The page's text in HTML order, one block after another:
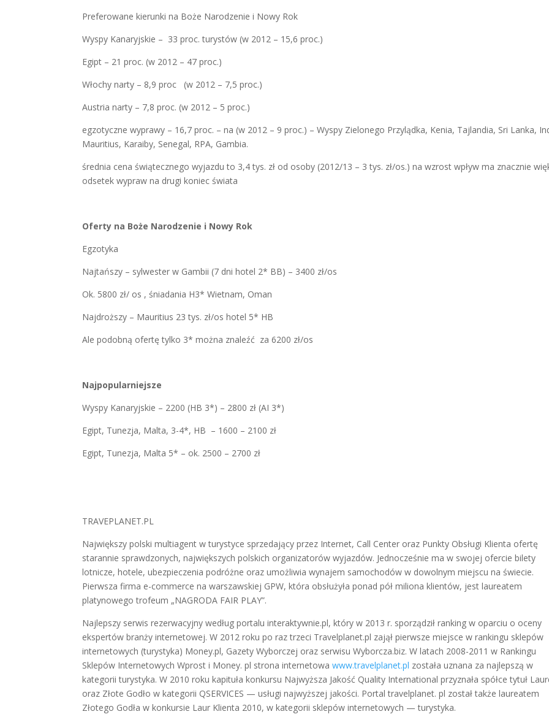
Preferowane kierunki na Boże Narodzenie i Nowy Rok
Wyspy Kanaryjskie – 33 proc. turystów (w 2012 – 15,6 proc.)
Egipt – 21 proc. (w 2012 – 47 proc.)
Włochy narty – 8,9 proc (w 2012 – 7,5 proc.)
Austria narty – 7,8 proc. (w 2012 – 5 proc.)
egzotyczne wyprawy – 16,7 proc. – na (w 2012 – 9 proc.) – Wyspy Zielonego Przylądka, Kenia, Tajlandia, Sri Lanka,
Mauritius, Karaiby, Senegal, RPA, Gambia.
średnia cena świątecznego wyjazdu to 3,4 tys. zł od osoby (2012/13 – 3 tys. zł/os.) na wzrost wpływ ma znacznie
odsetek wypraw na drugi koniec świata
Oferty na Boże Narodzenie i Nowy Rok
Egzotyka
Najtańszy – sylwester w Gambii (7 dni hotel 2* BB) – 3400 zł/os
Ok. 5800 zł/ os , śniadania H3* Wietnam, Oman
Najdroższy – Mauritius 23 tys. zł/os hotel 5* HB
Ale podobną ofertę tylko 3* można znaleźć za 6200 zł/os
Najpopularniejsze
Wyspy Kanaryjskie – 2200 (HB 3*) – 2800 zł (AI 3*)
Egipt, Tunezja, Malta, 3-4*, HB – 1600 – 2100 zł
Egipt, Tunezja, Malta 5* – ok. 2500 – 2700 zł
TRAVEPLANET.PL
Największy polski multiagent w turystyce sprzedający przez Internet, Call Center oraz Punkty Obsługi Klienta ofertę
starannie sprawdzonych, największych polskich organizatorów wyjazdów. Jednocześnie ma w swojej ofercie bilety
lotnicze, hotele, ubezpieczenia podróżne oraz umożliwia wynajem samochodów w dowolnym miejscu na świecie.
Pierwsza firma e-commerce na warszawskiej GPW, która obsłużyła ponad pół miliona klientów, jest laureatem
platynowego trofeum „NAGRODA FAIR PLAY”.
Najlepszy serwis rezerwacyjny według portalu interaktywnie.pl, który w 2013 r. sporządził ranking w oparciu o oceny
ekspertów branży internetowej. W 2012 roku po raz trzeci Travelplanet.pl zajął pierwsze miejsce w rankingu sklepów
internetowych (turystyka) Money.pl, Gazety Wyborczej oraz serwisu Wyborcza.biz. W latach 2008-2011 w Rankingu
Sklepów Internetowych Wprost i Money. pl strona internetowawww.travelplanet.pl została uznana za najlepszą w
kategorii turystyka. W 2010 roku kapituła konkursu Najwyższa Jakość Quality International przyznała spółce tytuł
oraz Złote Godło w kategorii QSERVICES — usługi najwyższej jakości. Portal travelplanet. pl został także laureatem
Złotego Godła w konkursie Laur Klienta 2010, w kategorii sklepów internetowych — turystyka.